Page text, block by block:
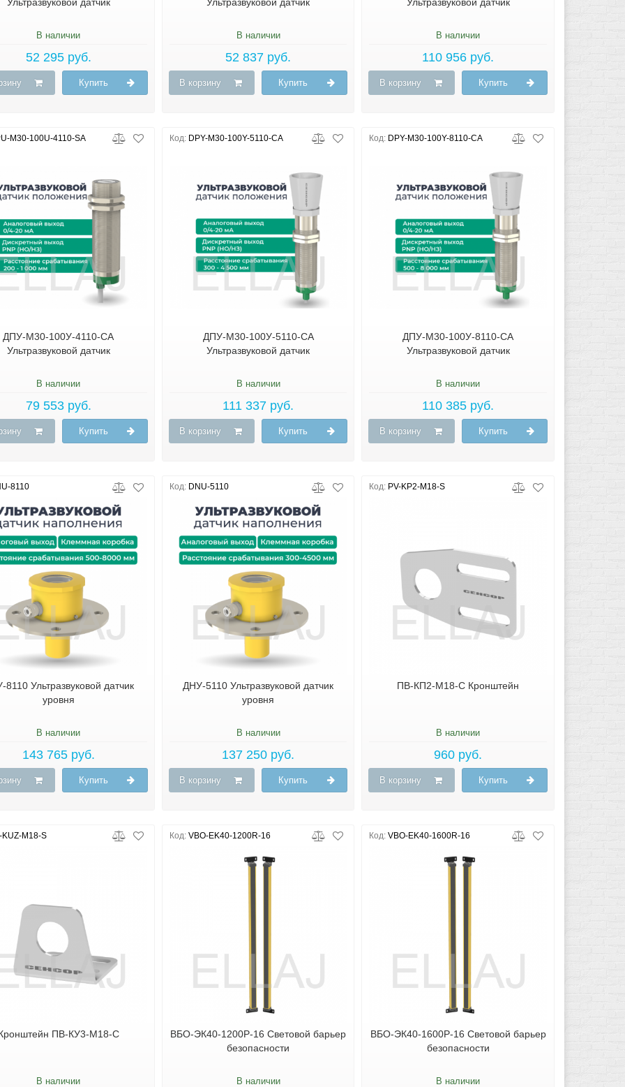
В наличии
52 295 руб.
Купить
В наличии
52 837 руб.
В корзину Купить
В наличии
110 956 руб.
В корзину Купить
M30-100U-4110-SA
ДПУ-М30-100У-4110-СА
Ультразвуковой датчик
В наличии
79 553 руб.
Купить
Код: DPY-M30-100Y-5110-CA
ДПУ-М30-100У-5110-СА
Ультразвуковой датчик
В наличии
111 337 руб.
В корзину Купить
Код: DPY-M30-100Y-8110-CA
ДПУ-М30-100У-8110-СА
Ультразвуковой датчик
В наличии
110 385 руб.
В корзину Купить
8110
8110 Ультразвуковой датчик
уровня
В наличии
143 765 руб.
Купить
Код: DNU-5110
ДНУ-5110 Ультразвуковой датчик
уровня
В наличии
137 250 руб.
В корзину Купить
Код: PV-KP2-M18-S
ПВ-КП2-М18-С Кронштейн
В наличии
960 руб.
В корзину Купить
KUZ-M18-S
ПВ-КУ3-М18-С
В наличии
Код: VBO-EK40-1200R-16
ВБО-ЭК40-1200Р-16 Световой барьер
безопасности
В наличии
Код:VBO-EK40-1600R-16
ВБО-ЭК40-1600Р-16 Световой барьер
безопасности
В наличии